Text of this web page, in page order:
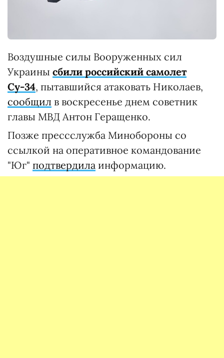
Воздушные силы Вооруженных сил
Украины сбили российский самолет
Су-34, пытавшийся атаковать Николаев,
сообщил в воскресенье днем советник
главы МВД Антон Геращенко.
Позже прессслужба Минобороны со
ссылкой на оперативное командование
"Юг" подтвердила информацию.